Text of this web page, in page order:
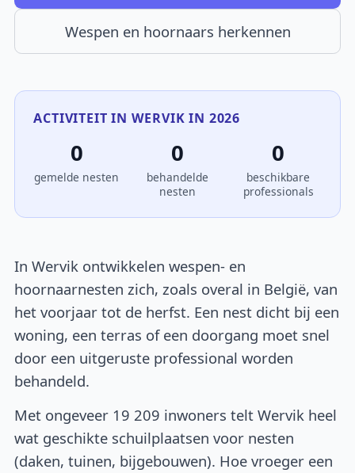
Wespen en hoornaars herkennen
ACTIVITEIT IN WERVIK IN 2026
0
gemelde nesten
0
behandelde
nesten
0
beschikbare
professionals
In Wervik ontwikkelen wespen- en
hoornaarnesten zich, zoals overal in België, van
het voorjaar tot de herfst. Een nest dicht bij een
woning, een terras of een doorgang moet snel
door een uitgeruste professional worden
behandeld.
Met ongeveer 19 209 inwoners telt Wervik heel
wat geschikte schuilplaatsen voor nesten
(daken, tuinen, bijgebouwen). Hoe vroeger een